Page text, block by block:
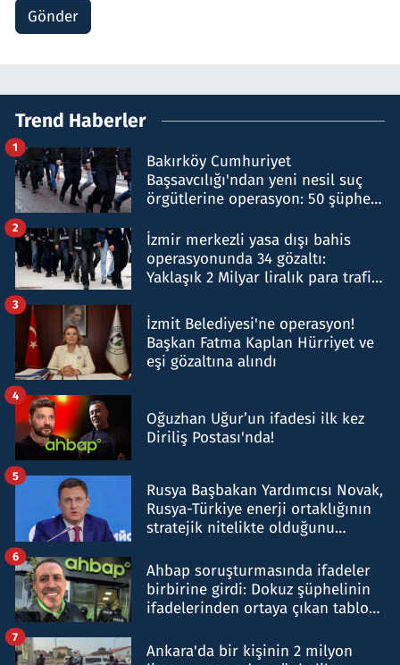
Gönder
Trend Haberler
Bakırköy Cumhuriyet
Başsavcılığı'ndan yeni nesil suç
örgütlerine operasyon: 50 şüpheli
1
İzmir merkezli yasa dışı bahis
operasyonunda 34 gözaltı:
Yaklaşık 2 Milyar liralık para trafiği
2
İzmit Belediyesi'ne operasyon!
Başkan Fatma Kaplan Hürriyet ve
eşi gözaltına alındı
3
Oğuzhan Uğur’un ifadesi ilk kez
Diriliş Postası'nda!
4
Rusya Başbakan Yardımcısı Novak,
Rusya-Türkiye enerji ortaklığının
stratejik nitelikte olduğunu
5
Ahbap soruşturmasında ifadeler
birbirine girdi: Dokuz şüphelinin
ifadelerinden ortaya çıkan tablo
6
Ankara'da bir kişinin 2 milyon
7